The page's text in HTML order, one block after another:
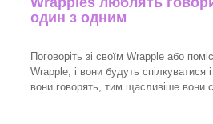
один з одним
Поговоріть зі своїм Wrapple або
Wrapple, і вони будуть спілкуватися
вони говорять, тим щасливіше вони